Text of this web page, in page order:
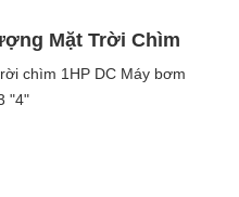
Mặt Trời Chìm
chìm 1HP DC Máy bơm
"4"